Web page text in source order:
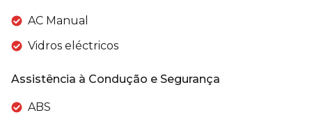
AC Manual
Vidros eléctricos
Assistência à Condução e Segurança
ABS